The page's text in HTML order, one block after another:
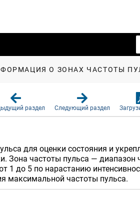
О ЗОНАХ ЧАСТОТЫ
раздел Следующий раздел
для оценки состояния и
Зона частоты пульса — диапазон
1 до 5 по нарастанию
максимальной частоты пульса.